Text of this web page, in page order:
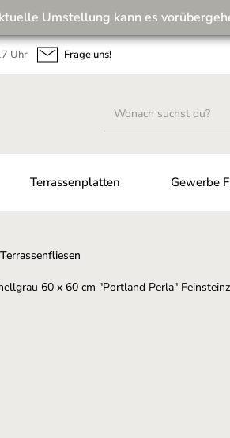
Wir machen
Umstellung kann es
Uhr Frage uns!
Terrassenplatten Gewerbe
Terrassenfliesen